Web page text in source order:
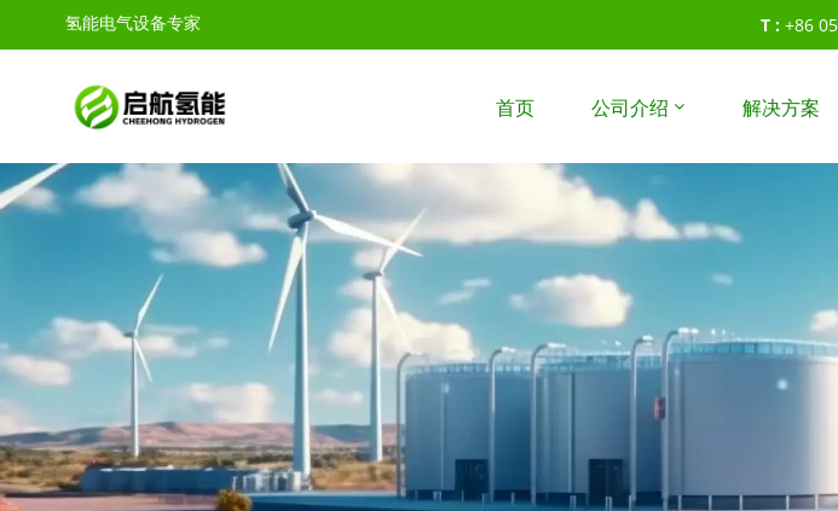
氢能电气设备专家 T : +86
首页 公司介绍 解决方案